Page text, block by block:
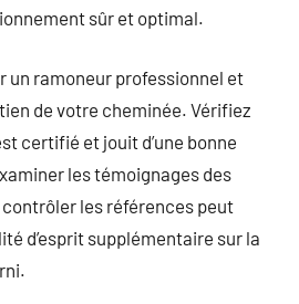
sûr et optimal.
un ramoneur professionnel et
de votre cheminée. Vérifiez
certifié et jouit d’une bonne
les témoignages des
les références peut
d’esprit supplémentaire sur la